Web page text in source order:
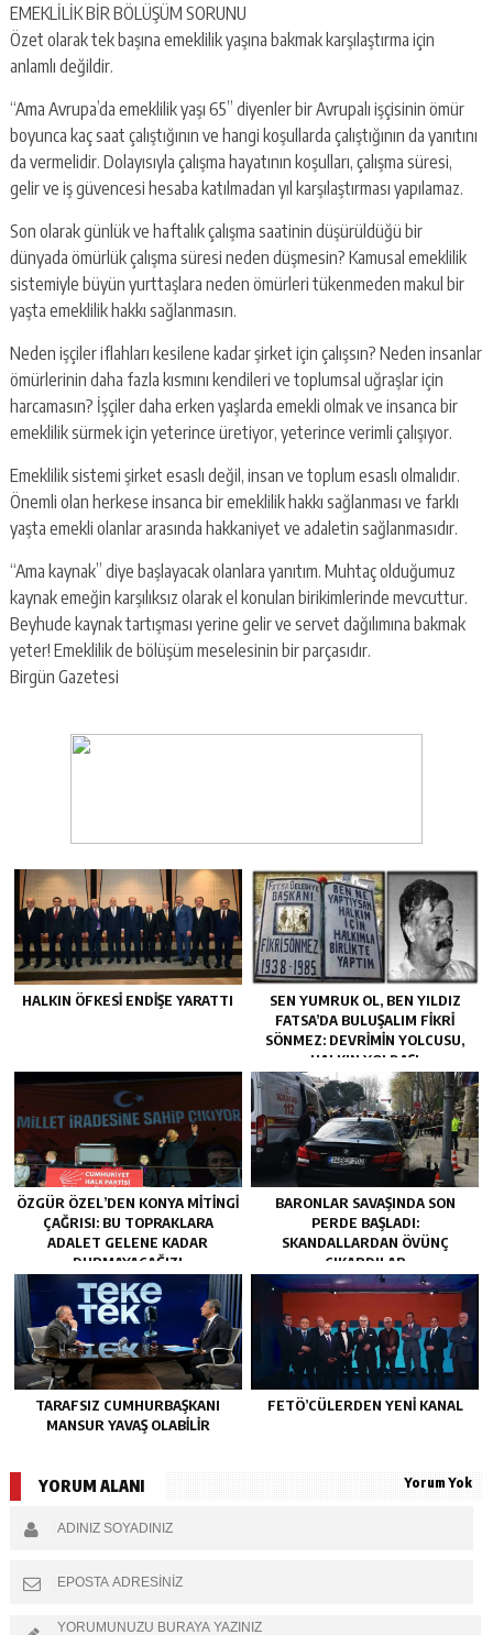
EMEKLİLİK BİR BÖLÜŞÜM SORUNU
Özet olarak tek başına emeklilik yaşına bakmak karşılaştırma için
anlamlı değildir.
“Ama Avrupa’da emeklilik yaşı 65” diyenler bir Avrupalı işçisinin ömür
boyunca kaç saat çalıştığının ve hangi koşullarda çalıştığının da yanıtını
da vermelidir. Dolayısıyla çalışma hayatının koşulları, çalışma süresi,
gelir ve iş güvencesi hesaba katılmadan yıl karşılaştırması yapılamaz.
Son olarak günlük ve haftalık çalışma saatinin düşürüldüğü bir
dünyada ömürlük çalışma süresi neden düşmesin? Kamusal emeklilik
sistemiyle büyün yurttaşlara neden ömürleri tükenmeden makul bir
yaşta emeklilik hakkı sağlanmasın.
Neden işçiler iflahları kesilene kadar şirket için çalışsın? Neden insanlar
ömürlerinin daha fazla kısmını kendileri ve toplumsal uğraşlar için
harcamasın? İşçiler daha erken yaşlarda emekli olmak ve insanca bir
emeklilik sürmek için yeterince üretiyor, yeterince verimli çalışıyor.
Emeklilik sistemi şirket esaslı değil, insan ve toplum esaslı olmalıdır.
Önemli olan herkese insanca bir emeklilik hakkı sağlanması ve farklı
yaşta emekli olanlar arasında hakkaniyet ve adaletin sağlanmasıdır.
“Ama kaynak” diye başlayacak olanlara yanıtım. Muhtaç olduğumuz
kaynak emeğin karşılıksız olarak el konulan birikimlerinde mevcuttur.
Beyhude kaynak tartışması yerine gelir ve servet dağılımına bakmak
yeter! Emeklilik de bölüşüm meselesinin bir parçasıdır.
Birgün Gazetesi
HALKIN ÖFKESI ENDIŞE YARATTI
SEN YUMRUK OL, BEN YILDIZ
FATSA’DA BULUŞALIM FIKRI
SÖNMEZ: DEVRIMIN YOLCUSU,
HALKIN YOLDAŞI
ÖZGÜR ÖZEL’DEN KONYA MITINGI
ÇAĞRISI: BU TOPRAKLARA
ADALET GELENE KADAR
DURMAYACAĞIZ!
BARONLAR SAVAŞINDA SON
PERDE BAŞLADI:
SKANDALLARDAN ÖVÜNÇ
ÇIKARDILAR
TARAFSIZ CUMHURBAŞKANI
MANSUR YAVAŞ OLABİLİR
FETÖ’CÜLERDEN YENI KANAL
YORUM ALANI Yorum Yok